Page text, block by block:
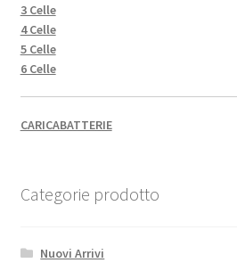
3 Celle
4 Celle
5 Celle
6 Celle
CARICABATTERIE
Categorie prodotto
Nuovi Arrivi